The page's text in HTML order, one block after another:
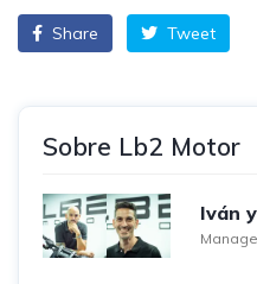
Share Tweet
Sobre Lb2 Motor
Iván